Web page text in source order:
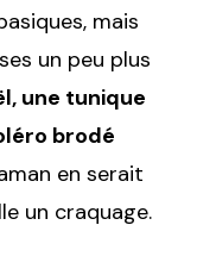
mais
un peu plus
une tunique
brodé
en serait
un craquage.